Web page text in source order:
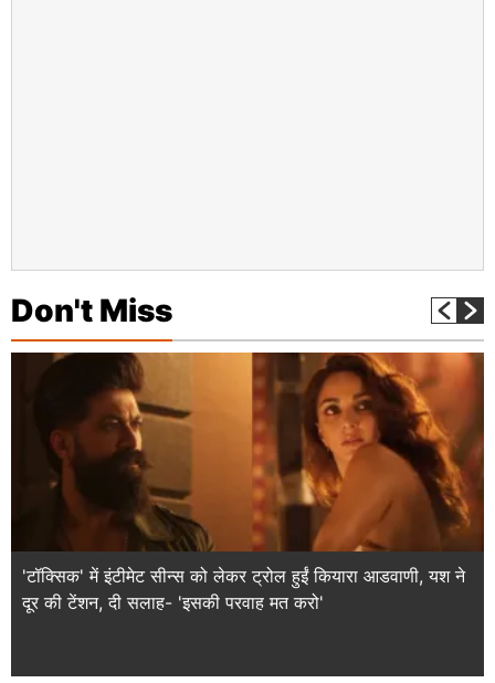
Don't Miss
'टॉक्सिक' में इंटीमेट सीन्स को लेकर ट्रोल हुईं कियारा आडवाणी, यश ने
दूर की टेंशन, दी सलाह- 'इसकी परवाह मत करो'